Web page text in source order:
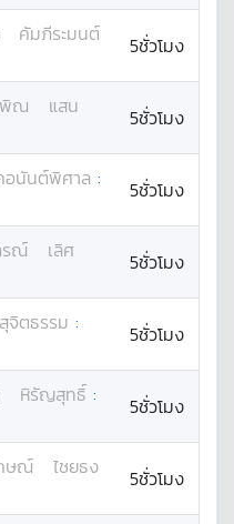
คัมภีระมนต์
5ชั่วโมง
พิณ
แสน
5ชั่วโมง
อนันต์พิศาล :
5ชั่วโมง
รณ์
เลิศ
5ชั่วโมง
สุจิตธรรม :
5ชั่วโมง
หิรัญสุทธิ์ :
5ชั่วโมง
ษณ์
ไชยธง
5ชั่วโมง